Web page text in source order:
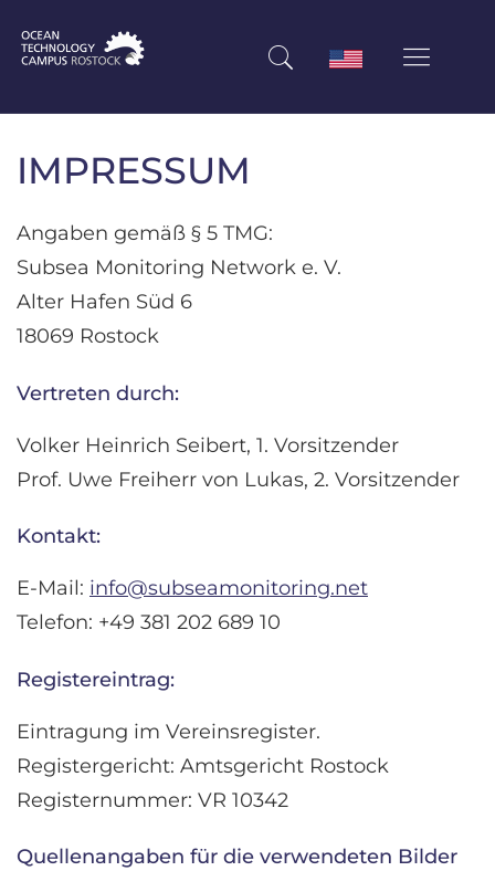
IMPRESSUM
Angaben gemäß § 5 TMG:
Subsea Monitoring Network e. V.
Alter Hafen Süd 6
18069 Rostock
Vertreten durch:
Volker Heinrich Seibert, 1. Vorsitzender
Prof. Uwe Freiherr von Lukas, 2. Vorsitzender
Kontakt:
E-Mail: info@subseamonitoring.net
Telefon: +49 381 202 689 10
Registereintrag:
Eintragung im Vereinsregister.
Registergericht: Amtsgericht Rostock
Registernummer: VR 10342
Quellenangaben für die verwendeten Bilder